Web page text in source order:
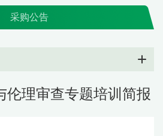
采购公告
伦理审查专题培训简报